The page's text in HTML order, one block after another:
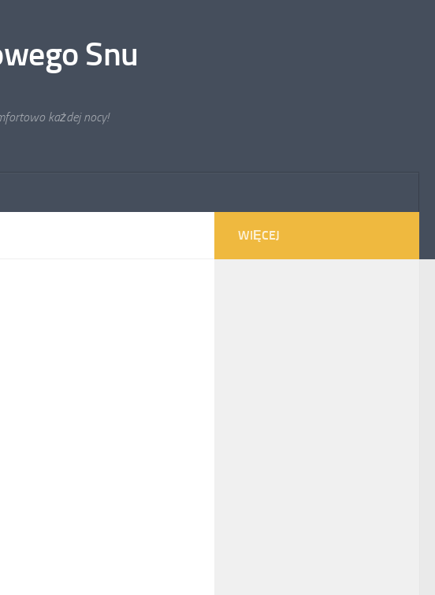
Snu
każdej nocy!
WIĘCEJ